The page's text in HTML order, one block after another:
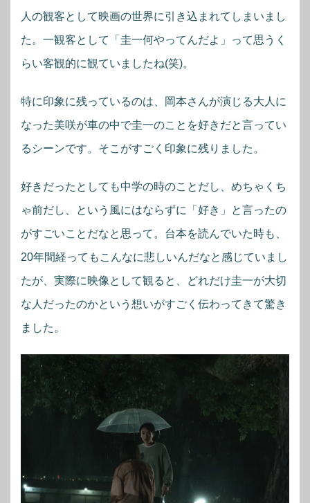
人の観客として映画の世界に引き込まれてしまいまし
た。一観客として「圭一何やってんだよ」って思うく
らい客観的に観ていましたね(笑)。
特に印象に残っているのは、岡本さんが演じる大人に
なった美咲が車の中で圭一のことを好きだと言ってい
るシーンです。そこがすごく印象に残りました。
好きだったとしても中学の時のことだし、めちゃくち
ゃ前だし、という風にはならずに「好き」と言ったの
がすごいことだなと思って。台本を読んでいた時も、
20年間経ってもこんなに悲しいんだなと感じていまし
たが、実際に映像として観ると、どれだけ圭一が大切
な人だったのかという想いがすごく伝わってきて驚き
ました。